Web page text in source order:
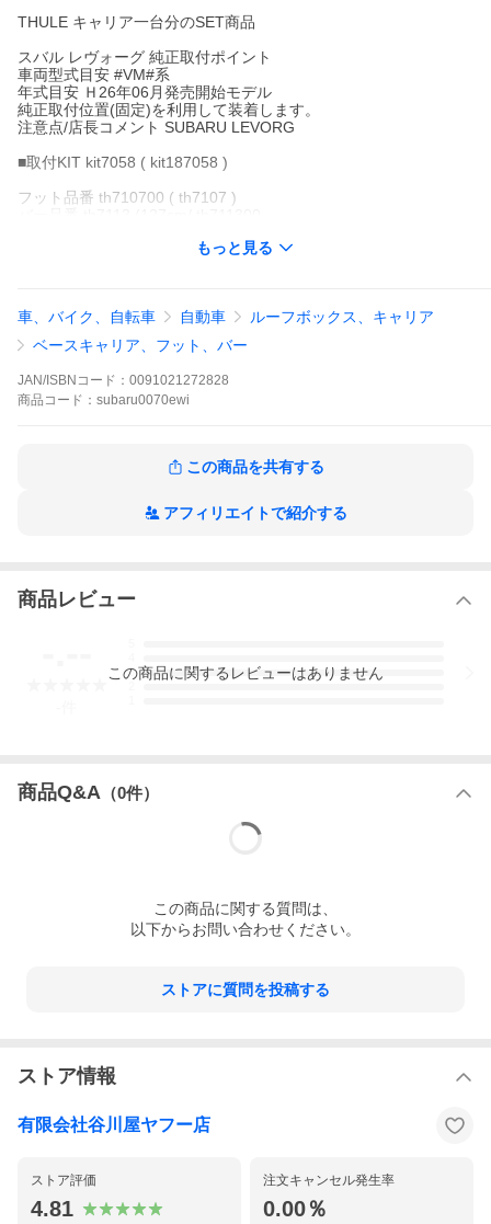
THULE キャリア一台分のSET商品
スバル レヴォーグ 純正取付ポイント
車両型式目安 #VM#系
年式目安 Ｈ26年06月発売開始モデル
純正取付位置(固定)を利用して装着します。
注意点/店長コメント SUBARU LEVORG
■取付KIT kit7058 ( kit187058 )
フット品番 th710700 ( th7107 )
キャリア装着時サンルーフ作動NG
/【PHOTO】
アサーチ」でお調べいただけます。
もっと見る
車、バイク、自転車 自動車
ルーフボックス、キャリア
ベースキャリア、フット、バー
JAN/ISBNコード： 0091021272828
商品 コード： subaru0070ewi
この商品を共有する
アフィリエイトで紹介する
商品レビュー
3
この商品に関するレビューはありません
商品Q&A （0件）
この商品に関する質問は、
以下からお問い合わせください。
ストアに質問を投稿する
ストア情報
有限会社谷川屋ヤフー店
ストア評価
4.81
注文キャンセル発生率
0.00％